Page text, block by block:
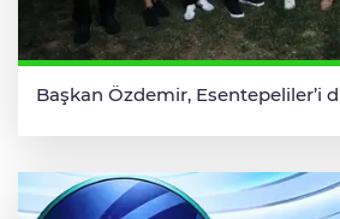
Başkan Özdemir, Esentepeliler’i